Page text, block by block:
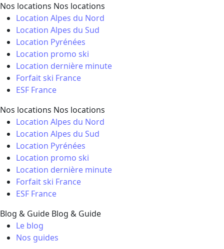
Nos locations Nos locations
Location Alpes du Nord
Location Alpes du Sud
Location Pyrénées
Location promo ski
Location dernière minute
Forfait ski France
ESF France
Nos locations Nos locations
Location Alpes du Nord
Location Alpes du Sud
Location Pyrénées
Location promo ski
Location dernière minute
Forfait ski France
ESF France
Blog & Guide Blog & Guide
Le blog
Nos guides